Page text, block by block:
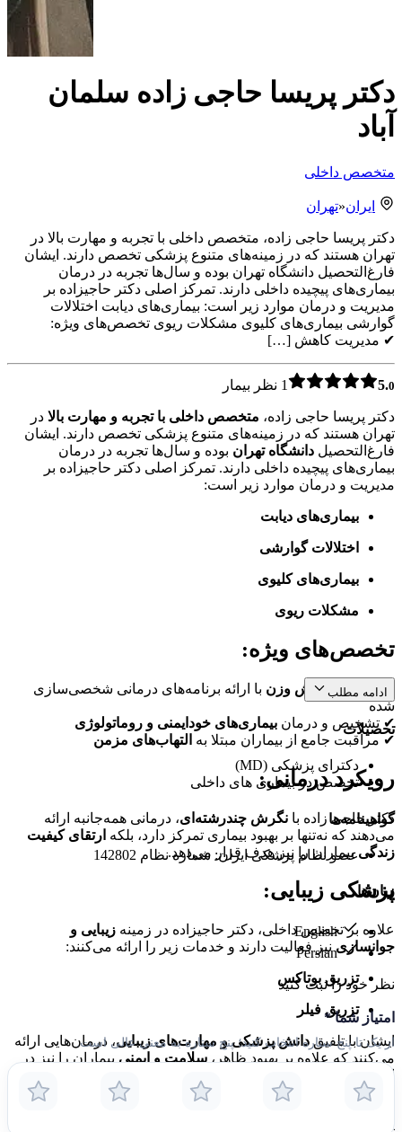
دکتر پریسا حاجی زاده سلمان
آباد
متخصص داخلی
ایران«تهران
دکتر پریسا حاجی زاده، متخصص داخلی با تجربه و مهارت بالا در
تهران هستند که در زمینه‌های متنوع پزشکی تخصص دارند. ایشان
فارغ‌التحصیل دانشگاه تهران بوده و سال‌ها تجربه در درمان
بیماری‌های پیچیده داخلی دارند. تمرکز اصلی دکتر حاجیزاده بر
مدیریت و درمان موارد زیر است: بیماری‌های دیابت اختلالات
گوارشی بیماری‌های کلیوی مشکلات ریوی تخصص‌های ویژه:
✔ مدیریت کاهش […]
5.0 1 نظر بیمار
دکتر پریسا حاجی زاده، متخصص داخلی با تجربه و مهارت بالا در
تهران هستند که در زمینه‌های متنوع پزشکی تخصص دارند. ایشان
فارغ‌التحصیل دانشگاه تهران بوده و سال‌ها تجربه در درمان
بیماری‌های پیچیده داخلی دارند. تمرکز اصلی دکتر حاجیزاده بر
مدیریت و درمان موارد زیر است:
بیماری‌های دیابت
اختلالات گوارشی
بیماری‌های کلیوی
مشکلات ریوی
تخصص‌های ویژه:
✔مدیریت کاهش وزن با ارائه برنامه‌های درمانی شخصی‌سازی
شده
✔ تشخیص و درمان بیماری‌های خودایمنی و روماتولوژی
✔ مراقبت جامع از بیماران مبتلا به التهاب‌های مزمن
رویکرد درمانی:
دکتر حاجی زاده با نگرش چندرشته‌ای، درمانی همه‌جانبه ارائه
می‌دهند که نه‌تنها بر بهبود بیماری تمرکز دارد، بلکه ارتقای کیفیت
زندگیبیماران را نیز هدف قرار می‌دهد.
پزشکی زیبایی:
علاوه بر تخصص داخلی، دکتر حاجیزاده در زمینه زیبایی و
جوانسازی نیز فعالیت دارند و خدمات زیر را ارائه می‌کنند:
تزریق بوتاکس
تزریق فیلر
ایشان با تلفیقدانش پزشکی و مهارت‌های زیبایی، درمان‌هایی ارائه
می‌کنند که علاوه بر بهبود ظاهر، سلامت و ایمنی بیماران را نیز در
اولویت قرار می‌دهد.
دکتر حاجی زاده با تعهد به ارائه بهترین خدمات پزشکی و زیبایی
،
ادامه مطلب
تحصیلات
دکترای پزشکی (MD)
تخصص در بیماری های داخلی
گواهینامه‌ها
عضو نظام پزشکی ایران: شماره نظام 142802
زبان‌ها
English
Persian
نظر خود را ثبت کنید
امتیاز شما*
از یک تا پنج ستاره انتخاب کنید؛ پنج ستاره به معنی عالی است.